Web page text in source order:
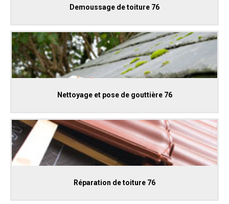
Demoussage de toiture 76
Nettoyage et pose de gouttière 76
Réparation de toiture 76